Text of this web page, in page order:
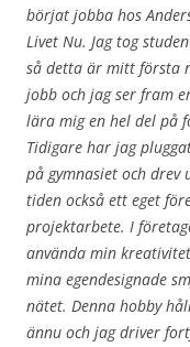
börjat jobba hos
Livet Nu. Jag tog
så detta är mitt första
jobb och jag ser fram
lära mig en hel del på
Tidigare har jag
på gymnasiet och drev
tiden också ett eget
projektarbete. I
använda min
mina egendesignade
nätet. Denna hobby
ännu och jag driver